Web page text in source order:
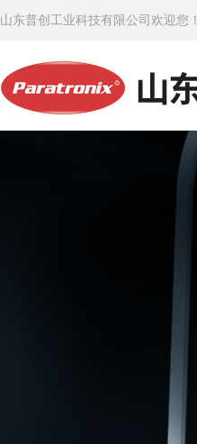
山东普创工业科技有限公司欢迎您！